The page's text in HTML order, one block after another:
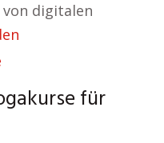
digitalen
für